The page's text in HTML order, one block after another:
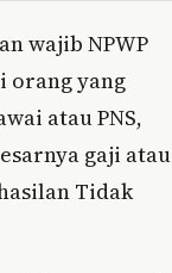
wajib NPWP
orang yang
atau PNS,
gaji atau
Tidak